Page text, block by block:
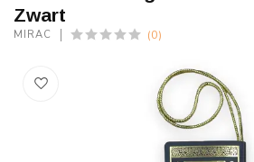
Zwart
MIRAC (0)